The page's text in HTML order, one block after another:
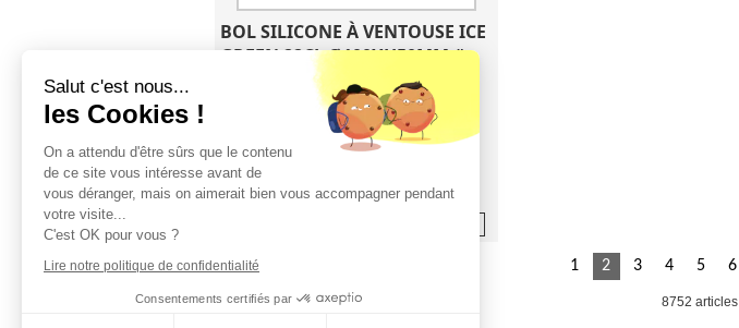
BOL SILICONE À VENTOUSE ICE
GREEN 22CL Ø100XH50MM #
Ref. 787740
1 2 3 4 5 6
8752 articles
Salut c'est nous...
les Cookies !
On a attendu d'être sûrs que le contenu
de ce site vous intéresse avant de
vous déranger, mais on aimerait bien vous accompagner pendant
votre visite...
C'est OK pour vous ?
Lire notre politique de confidentialité
Consentements certifiés par